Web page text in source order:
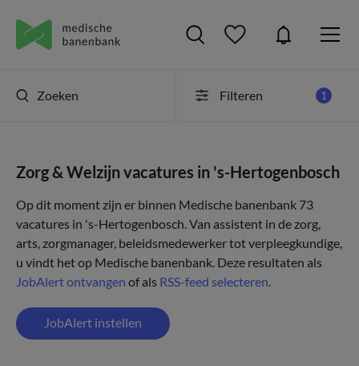
Zoeken Filteren 1
Zorg & Welzijn vacatures in 's-Hertogenbosch
Op dit moment zijn er binnen Medische banenbank 73
vacatures in 's-Hertogenbosch. Van assistent in de zorg,
arts, zorgmanager, beleidsmedewerker tot verpleegkundige,
u vindt het op Medische banenbank. Deze resultaten als
JobAlert ontvangen of als RSS-feed selecteren.
JobAlert instellen